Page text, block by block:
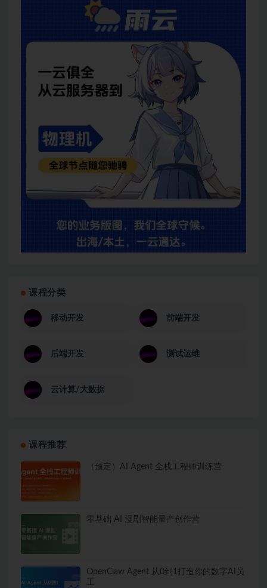
课程分类
移动开发 前端开发
后端开发 测试运维
云计算/大数据
课程推荐
（预定）AI Agent 全栈工程师训练营
零基础 AI 漫剧智能量产创作营
OpenClaw Agent 从0到1打造你的数字AI员